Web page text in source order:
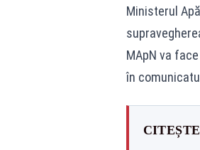
Ministerul
MApN va
în